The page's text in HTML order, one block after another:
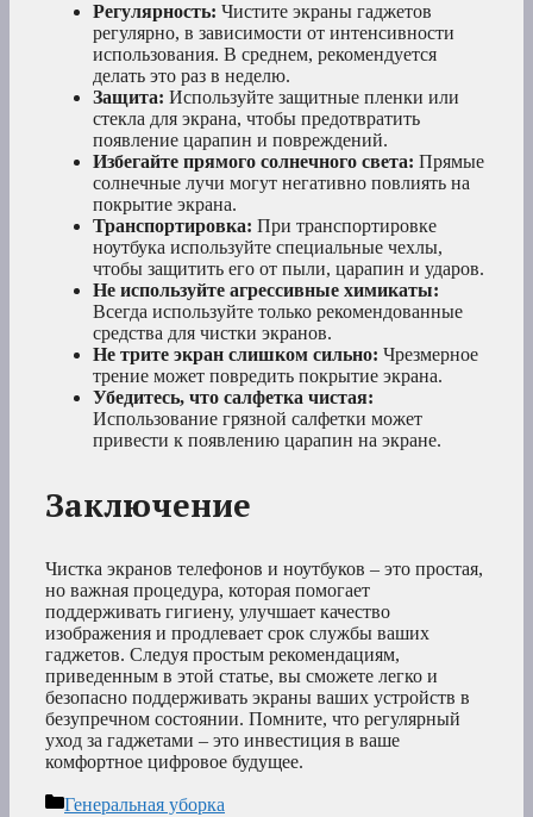
Регулярность: Чистите экраны гаджетов
регулярно, в зависимости от интенсивности
использования. В среднем, рекомендуется
делать это раз в неделю.
Защита: Используйте защитные пленки или
стекла для экрана, чтобы предотвратить
появление царапин и повреждений.
Избегайте прямого солнечного света: Прямые
солнечные лучи могут негативно повлиять на
покрытие экрана.
Транспортировка: При транспортировке
ноутбука используйте специальные чехлы,
чтобы защитить его от пыли, царапин и ударов.
Не используйте агрессивные химикаты:
Всегда используйте только рекомендованные
средства для чистки экранов.
Не трите экран слишком сильно: Чрезмерное
трение может повредить покрытие экрана.
Убедитесь, что салфетка чистая:
Использование грязной салфетки может
привести к появлению царапин на экране.
Заключение
Чистка экранов телефонов и ноутбуков – это простая,
но важная процедура, которая помогает
поддерживать гигиену, улучшает качество
изображения и продлевает срок службы ваших
гаджетов. Следуя простым рекомендациям,
приведенным в этой статье, вы сможете легко и
безопасно поддерживать экраны ваших устройств в
безупречном состоянии. Помните, что регулярный
уход за гаджетами – это инвестиция в ваше
комфортное цифровое будущее.
Рубрики
Генеральная уборка